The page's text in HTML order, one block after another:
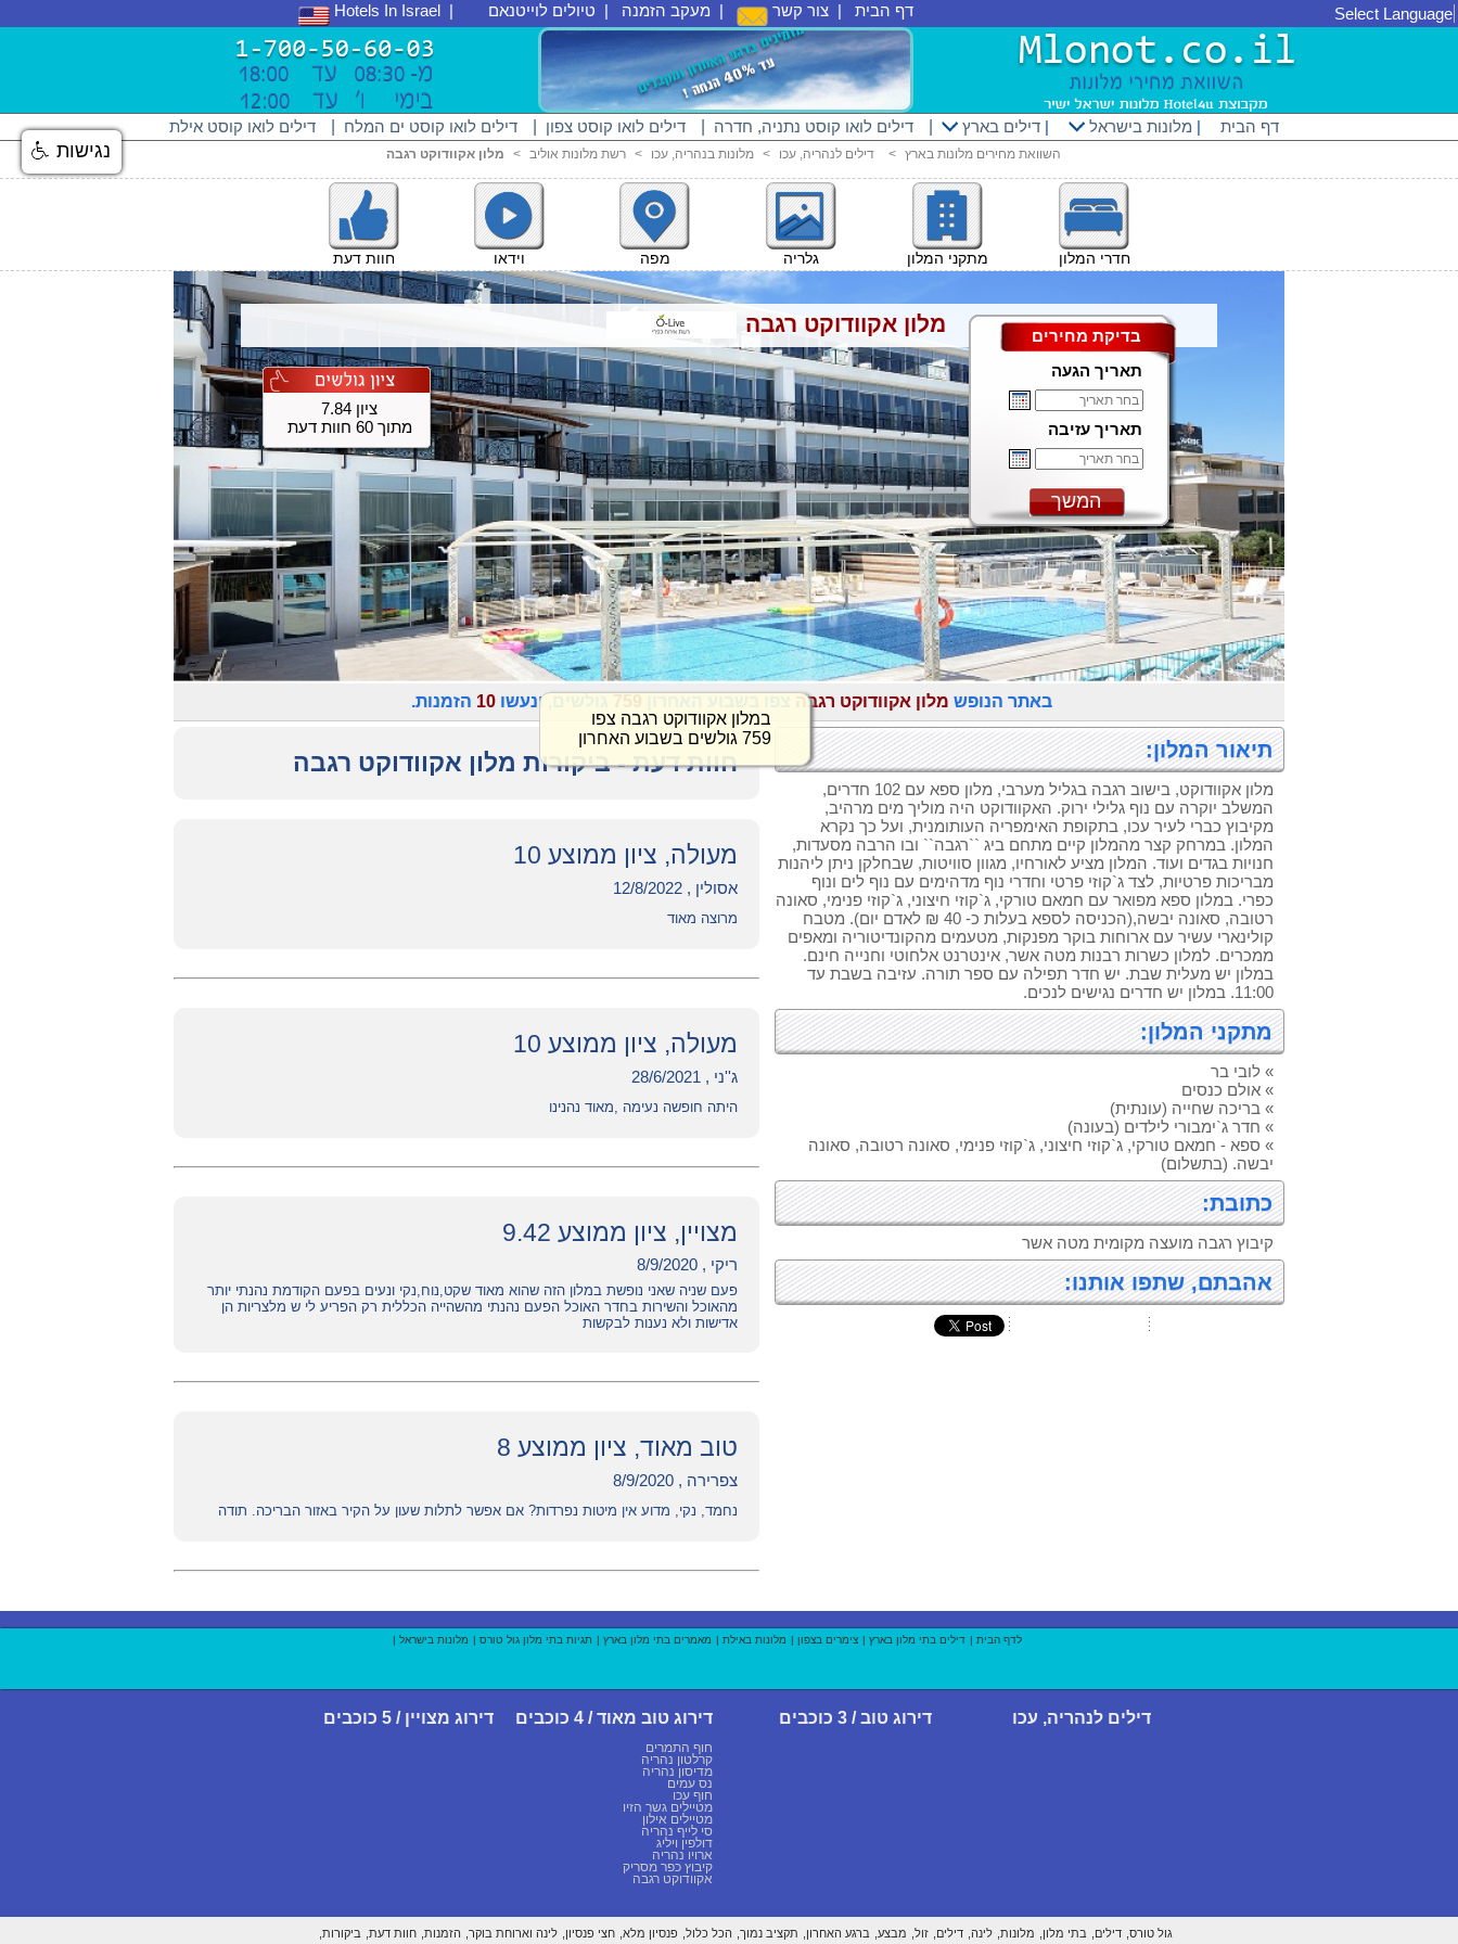
Hotels In Israel | טיולים לוייטנאם | מעקב הזמנה | צור קשר | דף הבית Select Language
דילים לואו קוסט אילת דילים לואו קוסט ים המלח דילים לואו קוסט צפון דילים לואו קוסט נתניה, חדרה דילים בארץ| מלונות בישראל | דף הבית
מלון אקוודוקט רגבה < רשת מלונות אוליב < מלונות בנהריה, עכו < דילים לנהריה, עכו < השוואת מחירים מלונות בארץ
חוות דעת וידאו מפה גלריה מתקני המלון חדרי המלון
מלון אקוודוקט רגבה
ציון 7.84
מתוך 60 חוות דעת
בדיקת מחירים
תאריך הגעה
תאריך עזיבה
המשך
באתר הנופש מלון אקוודוקט רגבה גולשים, ונעשו10 הזמנות.
חוות דעת - ביקורות מלון אקוודוקט רגבה
מעולה, ציון ממוצע 10
אסולין , 12/8/2022
מרוצה מאוד
מעולה, ציון ממוצע 10
ג''ני , 28/6/2021
היתה חופשה נעימה ,מאוד נהנינו
מצויין, ציון ממוצע 9.42
ריקי , 8/9/2020
פעם שניה שאני נופשת במלון הזה שהוא מאוד שקט,נוח,נקי ונעים בפעם הקודמת נהנתי יותר
מהאוכל והשירות בחדר האוכל הפעם נהנתי מהשהייה הכללית רק הפריע לי ש מלצריות הן
אדישות ולא נענות לבקשות
טוב מאוד, ציון ממוצע 8
צפרירה , 8/9/2020
נחמד, נקי, מדוע אין מיטות נפרדות? אם אפשר לתלות שעון על הקיר באזור הבריכה. תודה
תיאור המלון:
מלון אקוודוקט, בישוב רגבה בגליל מערבי, מלון ספא עם 102 חדרים,
המשלב יוקרה עם נוף גלילי ירוק. האקוודוקט היה מוליך מים מרהיב,
מקיבוץ כברי לעיר עכו, בתקופת האימפריה העותומנית, ועל כך נקרא
המלון. במרחק קצר מהמלון קיים מתחם ביג ``רגבה`` ובו הרבה מסעדות,
חנויות בגדים ועוד. המלון מציע לאורחיו, מגוון סוויטות, שבחלקן ניתן ליהנות
מבריכות פרטיות, לצד ג`קוזי פרטי וחדרי נוף מדהימים עם נוף לים ונוף
כפרי. במלון ספא מפואר עם חמאם טורקי, ג`קוזי חיצוני, ג`קוזי פנימי, סאונה
רטובה, סאונה יבשה,(הכניסה לספא בעלות כ- 40 ₪ לאדם יום). מטבח
קולינארי עשיר עם ארוחות בוקר מפנקות, מטעמים מהקונדיטוריה ומאפים
ממכרים. למלון כשרות רבנות מטה אשר, אינטרנט אלחוטי וחנייה חינם.
במלון יש מעלית שבת. יש חדר תפילה עם ספר תורה. עזיבה בשבת עד
11:00. במלון יש חדרים נגישים לנכים.
מתקני המלון:
» לובי בר
» אולם כנסים
» בריכה שחייה (עונתית)
» חדר ג`ימבורי לילדים (בעונה)
» ספא - חמאם טורקי, ג`קוזי חיצוני, ג`קוזי פנימי, סאונה רטובה, סאונה
יבשה. (בתשלום)
כתובת:
קיבוץ רגבה מועצה מקומית מטה אשר
אהבתם, שתפו אותנו:
לדף הבית | דילים בתי מלון בארץ | צימרים בצפון | מלונות באילת | מאמרים בתי מלון בארץ | תגיות בתי מלון גול טורס | מלונות בישראל |
דילים לנהריה, עכו דירוג טוב / 3 כוכבים דירוג טוב מאוד / 4 כוכבים
חוף התמרים
קרלטון נהריה
מדיסון נהריה
נס עמים
חוף עכו
מטיילים גשר הזיו
מטיילים אילון
סי לייף נהריה
דולפין ויליג
ארויו נהריה
קיבוץ כפר מסריק
אקוודוקט רגבה
דירוג מצויין / 5 כוכבים
גול טורס, דילים, בתי מלון, מלונות, לינה, דילים, זול, מבצע, ברגע האחרון, תקציב נמוך, הכל כלול, פנסיון מלא, חצי פנסיון, לינה וארוחת בוקר, הזמנות, חוות דעת, ביקורות,
במלון אקוודוקט רגבה צפו
759 גולשים בשבוע האחרון
נגישות